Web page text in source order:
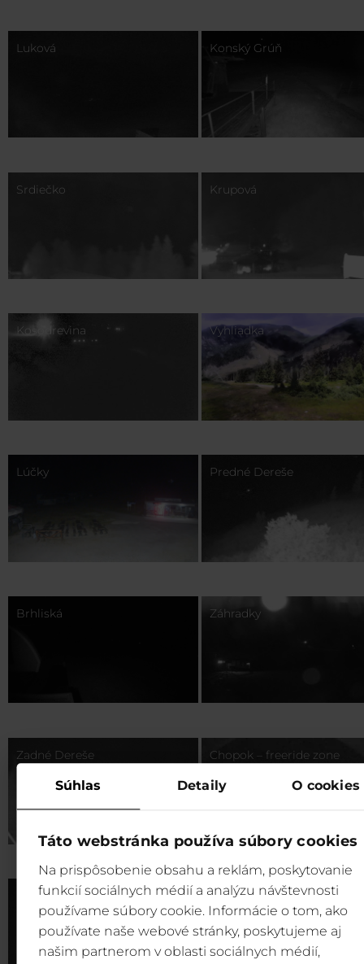
Súhlas Detaily O cookies
Táto webstránka používa súbory cookies
Na prispôsobenie obsahu a reklám, poskytovanie
funkcií sociálnych médií a analýzu návštevnosti
používame súbory cookie. Informácie o tom, ako
používate naše webové stránky, poskytujeme aj
našim partnerom v oblasti sociálnych médií,
Luková Konský Grúň
Srdiečko Krupová
Kosodrevina Vyhliadka
Lúčky Predné Dereše
Brhliská Záhradky
Zadné Dereše Chopok – freeride zone
Rovná Hoľa